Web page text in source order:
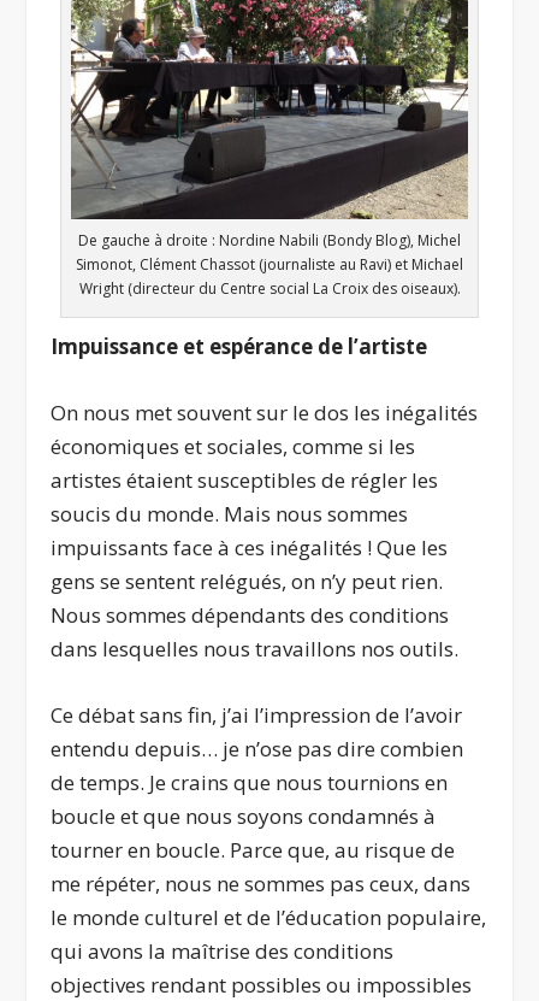
De gauche à droite : Nordine Nabili (Bondy Blog), Michel
Simonot, Clément Chassot (journaliste au Ravi) et Michael
Wright (directeur du Centre social La Croix des oiseaux).
Impuissance et espérance de l’artiste
On nous met souvent sur le dos les inégalités
économiques et sociales, comme si les
artistes étaient susceptibles de régler les
soucis du monde. Mais nous sommes
impuissants face à ces inégalités ! Que les
gens se sentent relégués, on n’y peut rien.
Nous sommes dépendants des conditions
dans lesquelles nous travaillons nos outils.
Ce débat sans fin, j’ai l’impression de l’avoir
entendu depuis… je n’ose pas dire combien
de temps. Je crains que nous tournions en
boucle et que nous soyons condamnés à
tourner en boucle. Parce que, au risque de
me répéter, nous ne sommes pas ceux, dans
le monde culturel et de l’éducation populaire,
qui avons la maîtrise des conditions
objectives rendant possibles ou impossibles